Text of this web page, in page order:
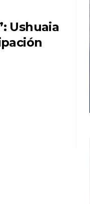
Ushuaia